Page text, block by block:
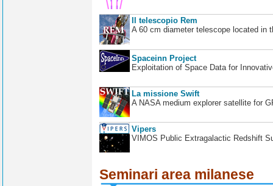
Il telescopio Rem
A 60 cm diameter telescope located in
Spaceinn Project
Exploitation of Space Data for
La missione Swift
A NASA medium explorer satellite for
Vipers
VIMOS Public Extragalactic Redshift
Seminari area milanese